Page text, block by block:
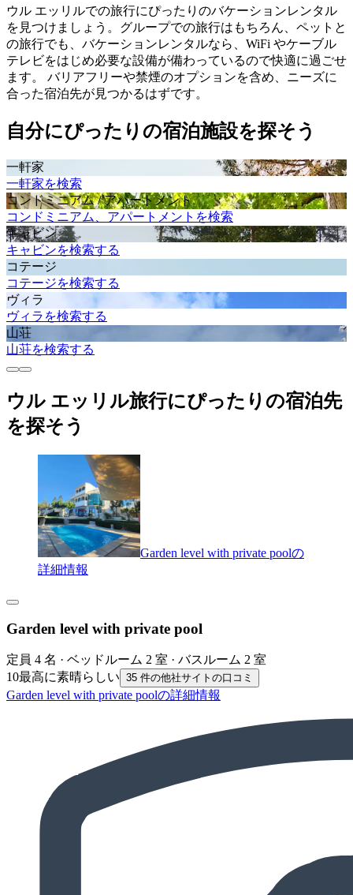
ウル エッリルでの旅行にぴったりのバケーションレンタル
を見つけましょう。グループでの旅行はもちろん、ペットと
の旅行でも、バケーションレンタルなら、WiFi やケーブル
テレビをはじめ必要な設備が備わっているので快適に過ごせ
ます。 バリアフリーや禁煙のオプションを含め、ニーズに
合った宿泊先が見つかるはずです。
自分にぴったりの宿泊施設を探そう
一軒家
一軒家を検索
コンドミニアム / アパートメント
コンドミニアム、アパートメントを検索
キャビン
キャビンを検索する
コテージ
コテージを検索する
ヴィラ
ヴィラを検索する
山荘
山荘を検索する
ウル エッリル旅行にぴったりの宿泊先
を探そう
Garden level with private poolの
詳細情報
Garden level with private pool
定員 4 名 · ベッドルーム 2 室 · バスルーム 2 室
10最高に素晴らしい 35 件の他社サイトの口コミ
Garden level with private poolの詳細情報